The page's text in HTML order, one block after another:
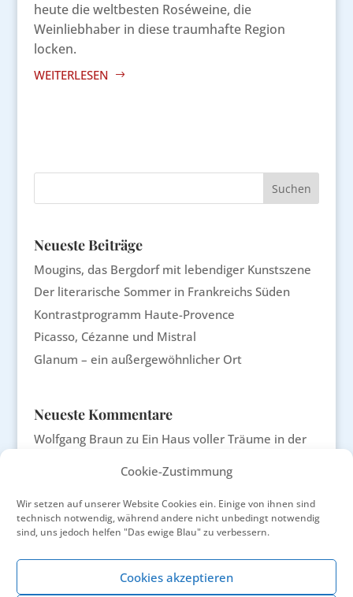
Cookie-Zustimmung
Wir setzen auf unserer Website Cookies ein. Einige von ihnen sind
technisch notwendig, während andere nicht unbedingt notwendig
sind, uns jedoch helfen "Das ewige Blau" zu verbessern.
Cookies akzeptieren
heute die weltbesten Roséweine, die
Weinliebhaber in diese traumhafte Region
locken.
WEITERLESEN
Neueste Beiträge
Mougins, das Bergdorf mit lebendiger Kunstszene
Der literarische Sommer in Frankreichs Süden
Kontrastprogramm Haute-Provence
Picasso, Cézanne und Mistral
Glanum – ein außergewöhnlicher Ort
Neueste Kommentare
Wolfgang Braunzu Ein Haus voller Träume in der
zuWie ein Wallfahrtsort: Saint-Paul-
Isabel BuschzuEin Haus voller Träume in der
Provence
Johanna HudazuIhre Passion: Wein und Oliven
zuMit Remy Eyssen in die „dunkle